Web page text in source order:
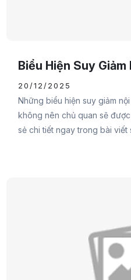
Biểu Hiện Suy
20/12/2025
Những biểu hiện suy giảm
không nên chủ quan sẽ
sẻ chi tiết ngay trong bài